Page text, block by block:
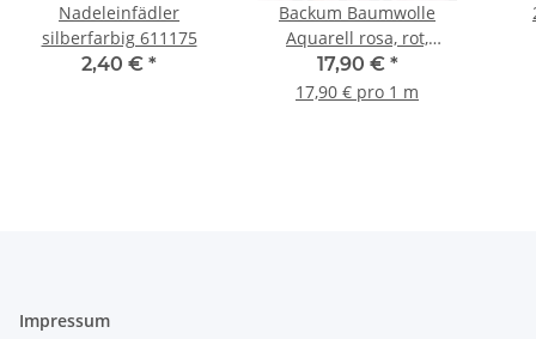
Nadeleinfädler
silberfarbig 611175
2,40 € *
Backum Baumwolle
Aquarell rosa, rot,
burgundy, weiß, schwarz
17,90 € *
17,90 € pro 1 m
Impressum